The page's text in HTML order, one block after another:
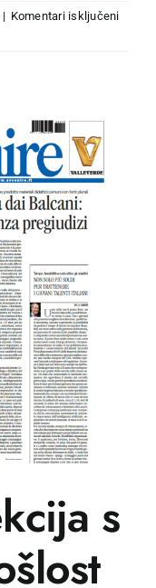
| Komentari isključeniza
s